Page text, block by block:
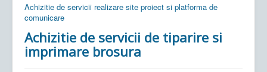
Achizitie de servicii realizare site proiect si platforma de
comunicare
Achizitie de servicii de tiparire si
imprimare brosura